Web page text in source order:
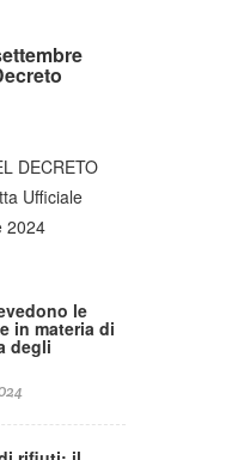
DECRETO
Ufficiale
2024
le
in materia di
degli